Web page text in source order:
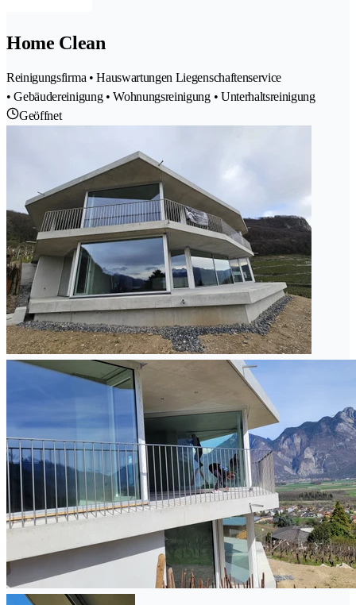
Home Clean
Reinigungsfirma • Hauswartungen Liegenschaftenservice
• Gebäudereinigung • Wohnungsreinigung • Unterhaltsreinigung
Geöffnet